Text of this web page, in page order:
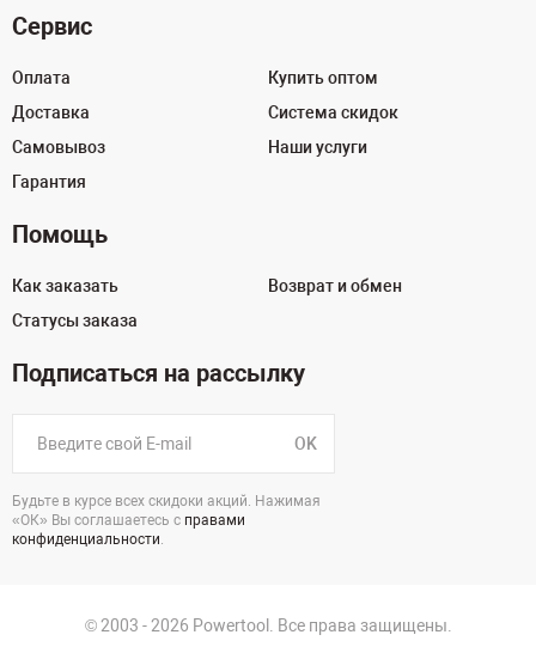
Сервис
Оплата
Доставка
Самовывоз
Гарантия
Купить оптом
Система скидок
Наши услуги
Помощь
Как заказать
Статусы заказа
Возврат и обмен
Подписаться на рассылку
OK
Будьте в курсе всех скидоки акций. Нажимая
«ОК» Вы соглашаетесь с правами
конфиденциальности.
© 2003 - 2026 Powertool. Все права защищены.